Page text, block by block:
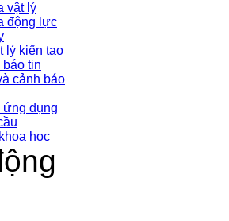
vật lý
động lực
lý kiến tạo
báo tin
cảnh báo
ứng dụng
học